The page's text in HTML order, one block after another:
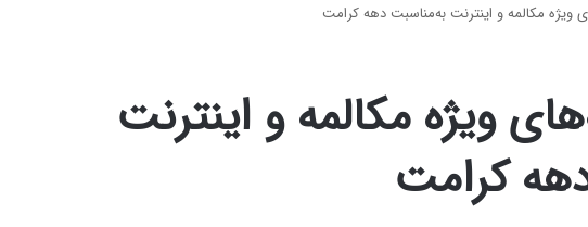
ویژه مکالمه و اینترنت به‌مناسبت دهه کرامت
ویژه مکالمه و اینترنت
کرامت